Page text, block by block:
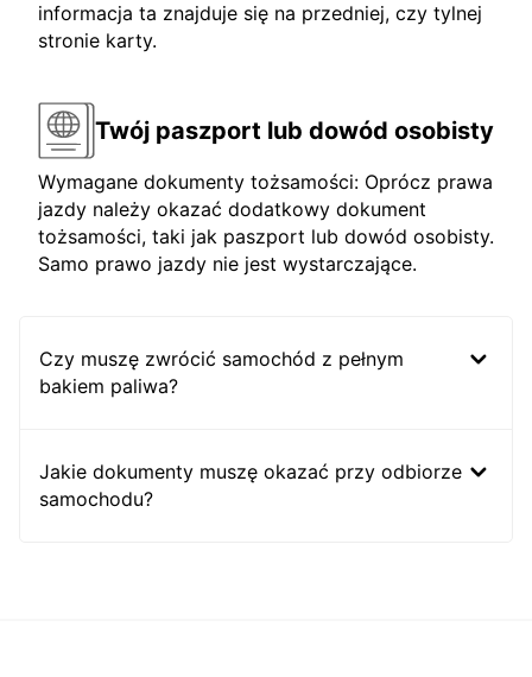
informacja ta znajduje się na przedniej, czy tylnej
stronie karty.
Twój paszport lub dowód osobisty
Wymagane dokumenty tożsamości: Oprócz prawa
jazdy należy okazać dodatkowy dokument
tożsamości, taki jak paszport lub dowód osobisty.
Samo prawo jazdy nie jest wystarczające.
Czy muszę zwrócić samochód z pełnym
bakiem paliwa?
Jakie dokumenty muszę okazać przy odbiorze
samochodu?